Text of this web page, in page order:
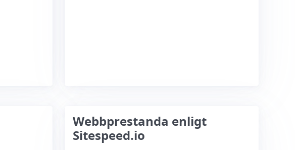
Webbprestanda enligt
Sitespeed.io